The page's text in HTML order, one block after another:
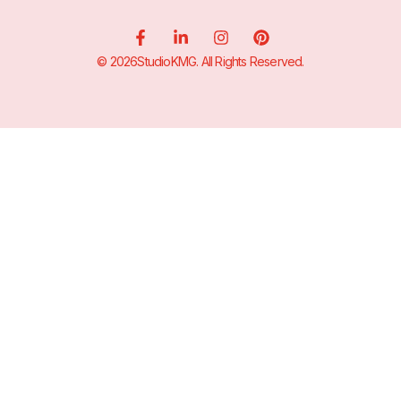
© 2026StudioKMG. All Rights Reserved.